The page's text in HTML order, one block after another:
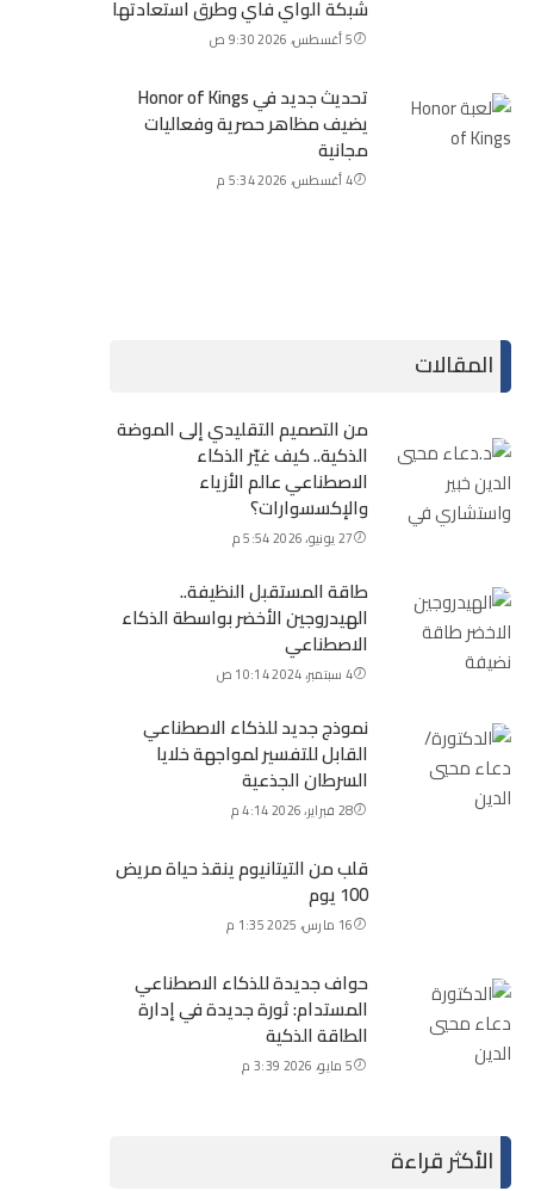
شبكة الواي فاي وطرق استعادتها
5 أغسطس، 2026 9:30 ص
تحديث جديد في Honor of Kings
يضيف مظاهر حصرية وفعاليات
مجانية
4 أغسطس، 2026 5:34 م
المقالات
من التصميم التقليدي إلى الموضة
الذكية.. كيف غيّر الذكاء
الاصطناعي عالم الأزياء
والإكسسوارات؟
27 يونيو، 2026 5:54 م
طاقة المستقبل النظيفة..
الهيدروجين الأخضر بواسطة الذكاء
الاصطناعي
4 سبتمبر، 2024 10:14 ص
نموذج جديد للذكاء الاصطناعي
القابل للتفسير لمواجهة خلايا
السرطان الجذعية
28 فبراير، 2026 4:14 م
قلب من التيتانيوم ينقذ حياة مريض
100 يوم
16 مارس، 2025 1:35 م
حواف جديدة للذكاء الاصطناعي
المستدام: ثورة جديدة في إدارة
الطاقة الذكية
5 مايو، 2026 3:39 م
الأكثر قراءة